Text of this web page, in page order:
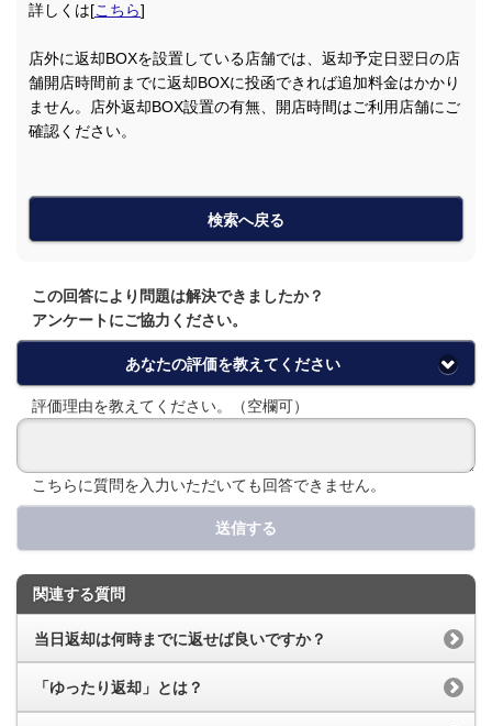
詳しくは[こちら]
店外に返却BOXを設置している店舗では、返却予定日翌日の店
舗開店時間前までに返却BOXに投函できれば追加料金はかかり
ません。店外返却BOX設置の有無、開店時間はご利用店舗にご
確認ください。
検索へ戻る
この回答により問題は解決できましたか？
アンケートにご協力ください。
あなたの評価を教えてください
評価理由を教えてください。（空欄可）
こちらに質問を入力いただいても回答できません。
送信する
関連する質問
当日返却は何時までに返せば良いですか？
「ゆったり返却」とは？